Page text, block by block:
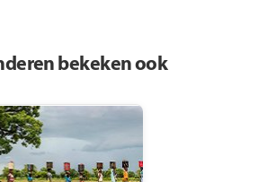
bekeken ook